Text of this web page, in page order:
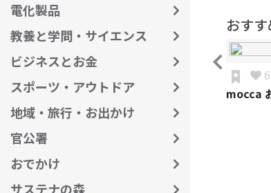
電化製品
教養と学問・サイエンス
ビジネスとお金
スポーツ・アウトドア
地域・旅行・お出かけ
官公署
おでかけ
サステナの森
おすす
6
mocca